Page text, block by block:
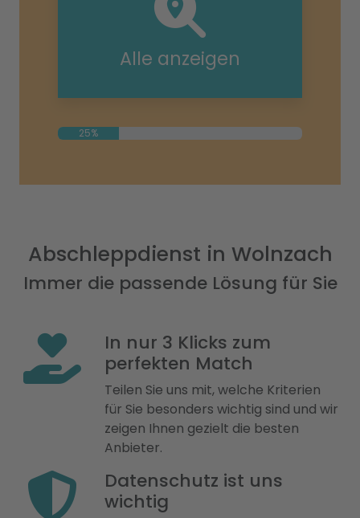
Alle anzeigen
25%
Abschleppdienst in Wolnzach
Immer die passende Lösung für Sie
In nur 3 Klicks zum
perfekten Match
Teilen Sie uns mit, welche Kriterien
für Sie besonders wichtig sind und wir
zeigen Ihnen gezielt die besten
Anbieter.
Datenschutz ist uns
wichtig